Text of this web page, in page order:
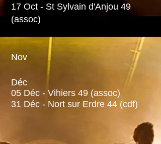
17 Oct - St Sylvain d'Anjou 49
(assoc)
Nov
Déc
05 Déc - Vihiers 49 (assoc)
31 Déc - Nort sur Erdre 44 (cdf)